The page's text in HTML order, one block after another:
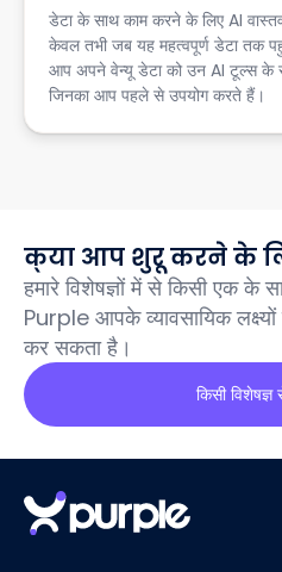
डेटा के साथ काम करने के लिए AI
केवल तभी जब यह महत्वपूर्ण डेटा तक
आप अपने वेन्यू डेटा को उन AI टूल्स के
जिनका आप पहले से उपयोग करते हैं।
क्या आप शुरू करने के
हमारे विशेषज्ञों में से किसी एक
Purple आपके व्यावसायिक
कर सकता है।
किसी